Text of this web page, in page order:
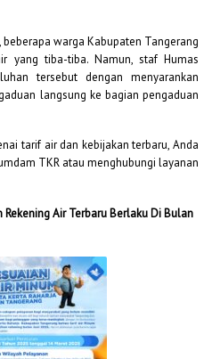
beberapa warga Kabupaten Tangerang
yang tiba-tiba. Namun, staf Humas
tersebut dengan menyarankan
langsung ke bagian pengaduan
tarif air dan kebijakan terbaru, Anda
TKR atau menghubungi layanan
Air Terbaru Berlaku Di Bulan